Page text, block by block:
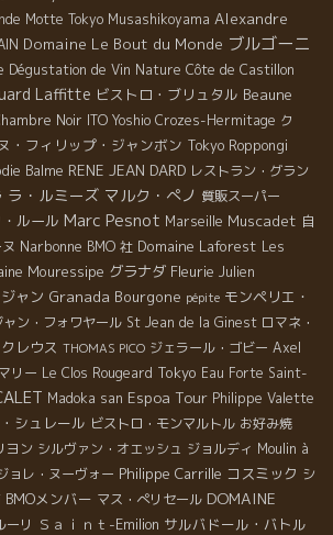
Motte Tokyo Musashikoyama Alexandre
Domaine Le Bout du Monde ブルゴーニ
Dégustation de Vin Nature Côte de Castillon
Laffitte ビストロ・ブリュタル Beaune
Noir ITO Yoshio Crozes-Hermitage ク
・フィリップ・ジャンボン Tokyo Roppongi
Balme RENE JEAN DARD レストラン・グラン
ラ・ルミーズ マルク・ぺノ 質販スーパー
ルール Marc Pesnot Marseille Muscadet 自
Narbonne BMO 社 Domaine Laforest Les
Mouressipe グラナダ Fleurie Julien
ャン Granada Bourgone pépite モンペリエ・
ャン・フォワヤール St Jean de la Ginest ロマネ・
レウス THOMAS PICO ジェラール・ゴビー Axel
リー Le Clos Rougeard Tokyo Eau Forte Saint-
Madoka san Espoa Tour Philippe Valette
シュレール ビストロ・モンマルトル お好み焼
ヨン シルヴァン・オエッシュ ジョルディ Moulin à
ョレ・ヌーヴォー Philippe Carrille コスミック シ
BMOメンバー マス・ぺリセール DOMAINE
ーリ Ｓａｉｎｔ-Emilion サルバドール・バトル